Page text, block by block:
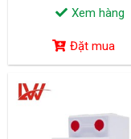
Xem hàng
Đặt mua